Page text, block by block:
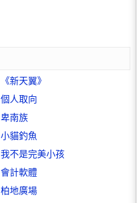
《新天翼》
個人取向
卑南族
小貓釣魚
我不是完美小孩
會計軟體
柏地廣場